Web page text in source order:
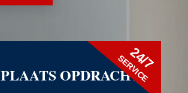
PLAATS OPDRACHT
24/7
SERVICE